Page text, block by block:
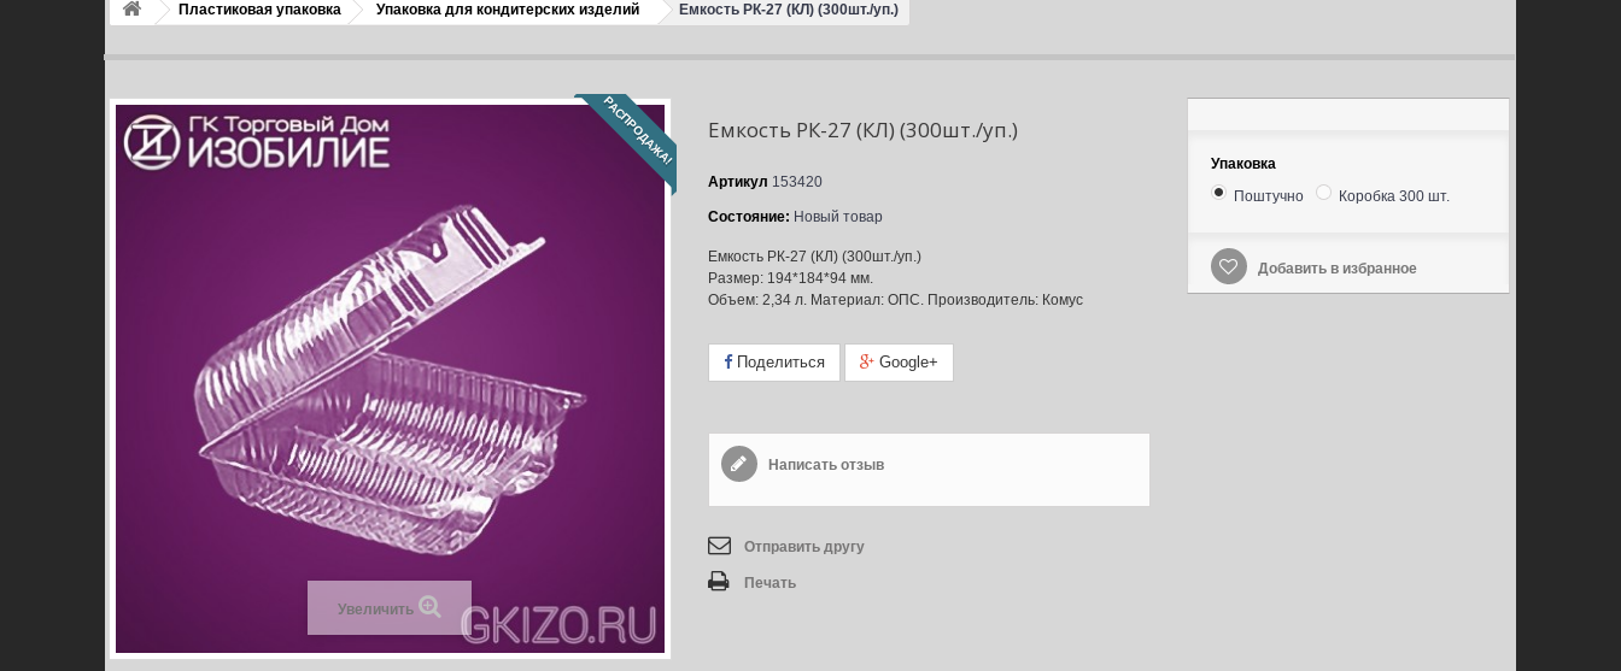
Пластиковая упаковка Упаковка для кондитерских изделий Емкость РК-27 (КЛ) (300шт./уп.)
РАСПРОДАЖА!
Увеличить
Емкость РК-27 (КЛ) (300шт./уп.)
Артикул 153420
Состояние: Новый товар
Емкость РК-27 (КЛ) (300шт./уп.)
Размер: 194*184*94 мм.
Объем: 2,34 л. Материал: ОПС. Производитель: Комус
Поделиться Google+
Написать отзыв
Отправить другу
Печать
Упаковка
Поштучно
Коробка 300 шт.
Добавить в избранное